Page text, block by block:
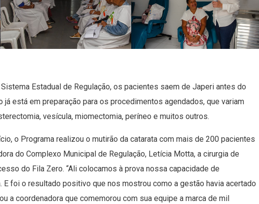
Estadual de Regulação, os pacientes saem de Japeri antes do
já está em preparação para os procedimentos agendados, que variam
vesícula, miomectomia, períneo e muitos outros.
o Programa realizou o mutirão da catarata com mais de 200 pacientes
do Complexo Municipal de Regulação, Letícia Motta, a cirurgia de
do Fila Zero. “Ali colocamos à prova nossa capacidade de
E foi o resultado positivo que nos mostrou como a gestão havia acertado
a coordenadora que comemorou com sua equipe a marca de mil